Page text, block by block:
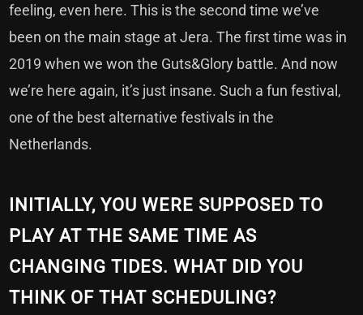
feeling, even here. This is the second time we’ve
been on the main stage at Jera. The first time was in
2019 when we won the Guts&Glory battle. And now
we’re here again, it’s just insane. Such a fun festival,
one of the best alternative festivals in the
Netherlands.
INITIALLY, YOU WERE SUPPOSED TO
PLAY AT THE SAME TIME AS
CHANGING TIDES. WHAT DID YOU
THINK OF THAT SCHEDULING?